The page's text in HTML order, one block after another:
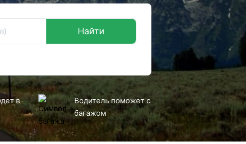
Найти
в
Водитель поможет с
багажом